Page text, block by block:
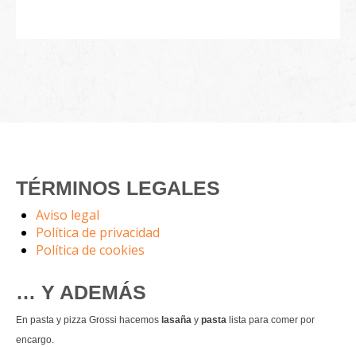
TÉRMINOS LEGALES
Aviso legal
Política de privacidad
Política de cookies
… Y ADEMÁS
En pasta y pizza Grossi hacemos lasaña y pasta lista para comer por
encargo.